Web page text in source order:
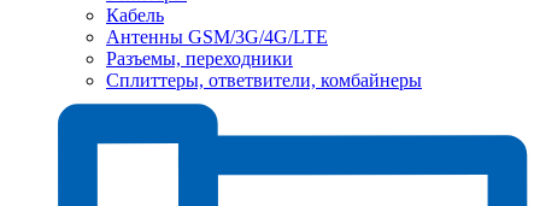
Кабель
Антенны GSM/3G/4G/LTE
Разъемы, переходники
Сплиттеры, ответвители, комбайнеры